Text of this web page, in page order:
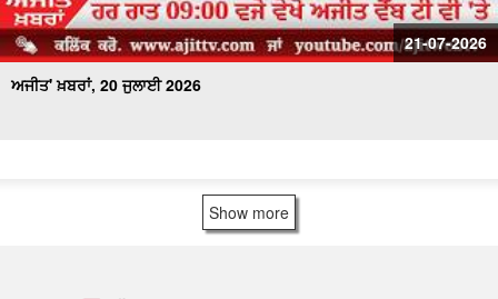
21-07-2026
ਅਜੀਤ' ਖ਼ਬਰਾਂ, 20 ਜੁਲਾਈ 2026
Show more